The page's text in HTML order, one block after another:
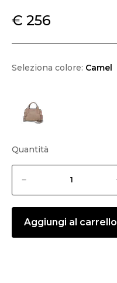
€ 256
Seleziona colore: Camel
Quantità
Aggiungi al carrello